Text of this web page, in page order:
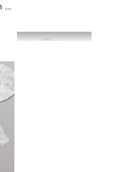
Babytroje med dit barns fornavn og lille bamse – personlig babytrøje